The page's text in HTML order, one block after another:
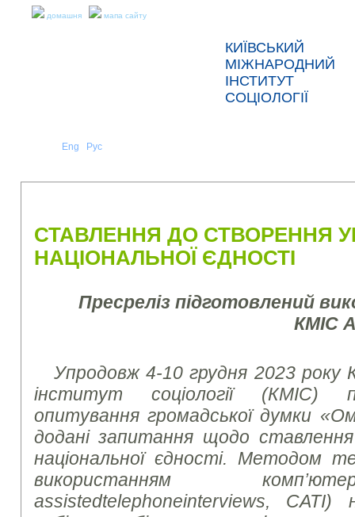
домашня мапа сайту
КИЇВСЬКИЙ
МІЖНАРОДНИЙ
ІНСТИТУТ
СОЦІОЛОГІЇ
Eng Рус
СТАВЛЕННЯ ДО СТВОРЕННЯ
НАЦІОНАЛЬНОЇ ЄДНОСТІ
Пресреліз підготовлений
КМІС
Упродовж 4-10 грудня 2023 року
інститут соціології (КМІС)
опитування громадської думки
додані запитання щодо
національної єдності. Методом
використанням
assistedtelephoneinterviews, CATI)